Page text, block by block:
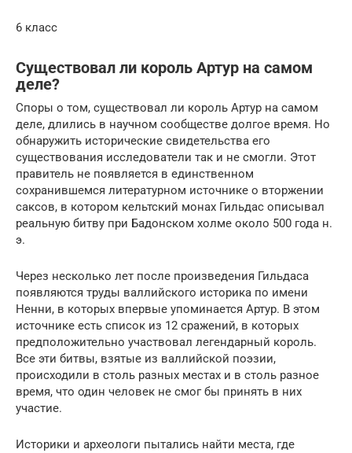
6 класс
Существовал ли король Артур на самом
деле?
Споры о том, существовал ли король Артур на самом
деле, длились в научном сообществе долгое время. Но
обнаружить исторические свидетельства его
существования исследователи так и не смогли. Этот
правитель не появляется в единственном
сохранившемся литературном источнике о вторжении
саксов, в котором кельтский монах Гильдас описывал
реальную битву при Бадонском холме около 500 года н.
э.
Через несколько лет после произведения Гильдаса
появляются труды валлийского историка по имени
Ненни, в которых впервые упоминается Артур. В этом
источнике есть список из 12 сражений, в которых
предположительно участвовал легендарный король.
Все эти битвы, взятые из валлийской поэзии,
происходили в столь разных местах и в столь разное
время, что один человек не смог бы принять в них
участие.
Историки и археологи пытались найти места, где